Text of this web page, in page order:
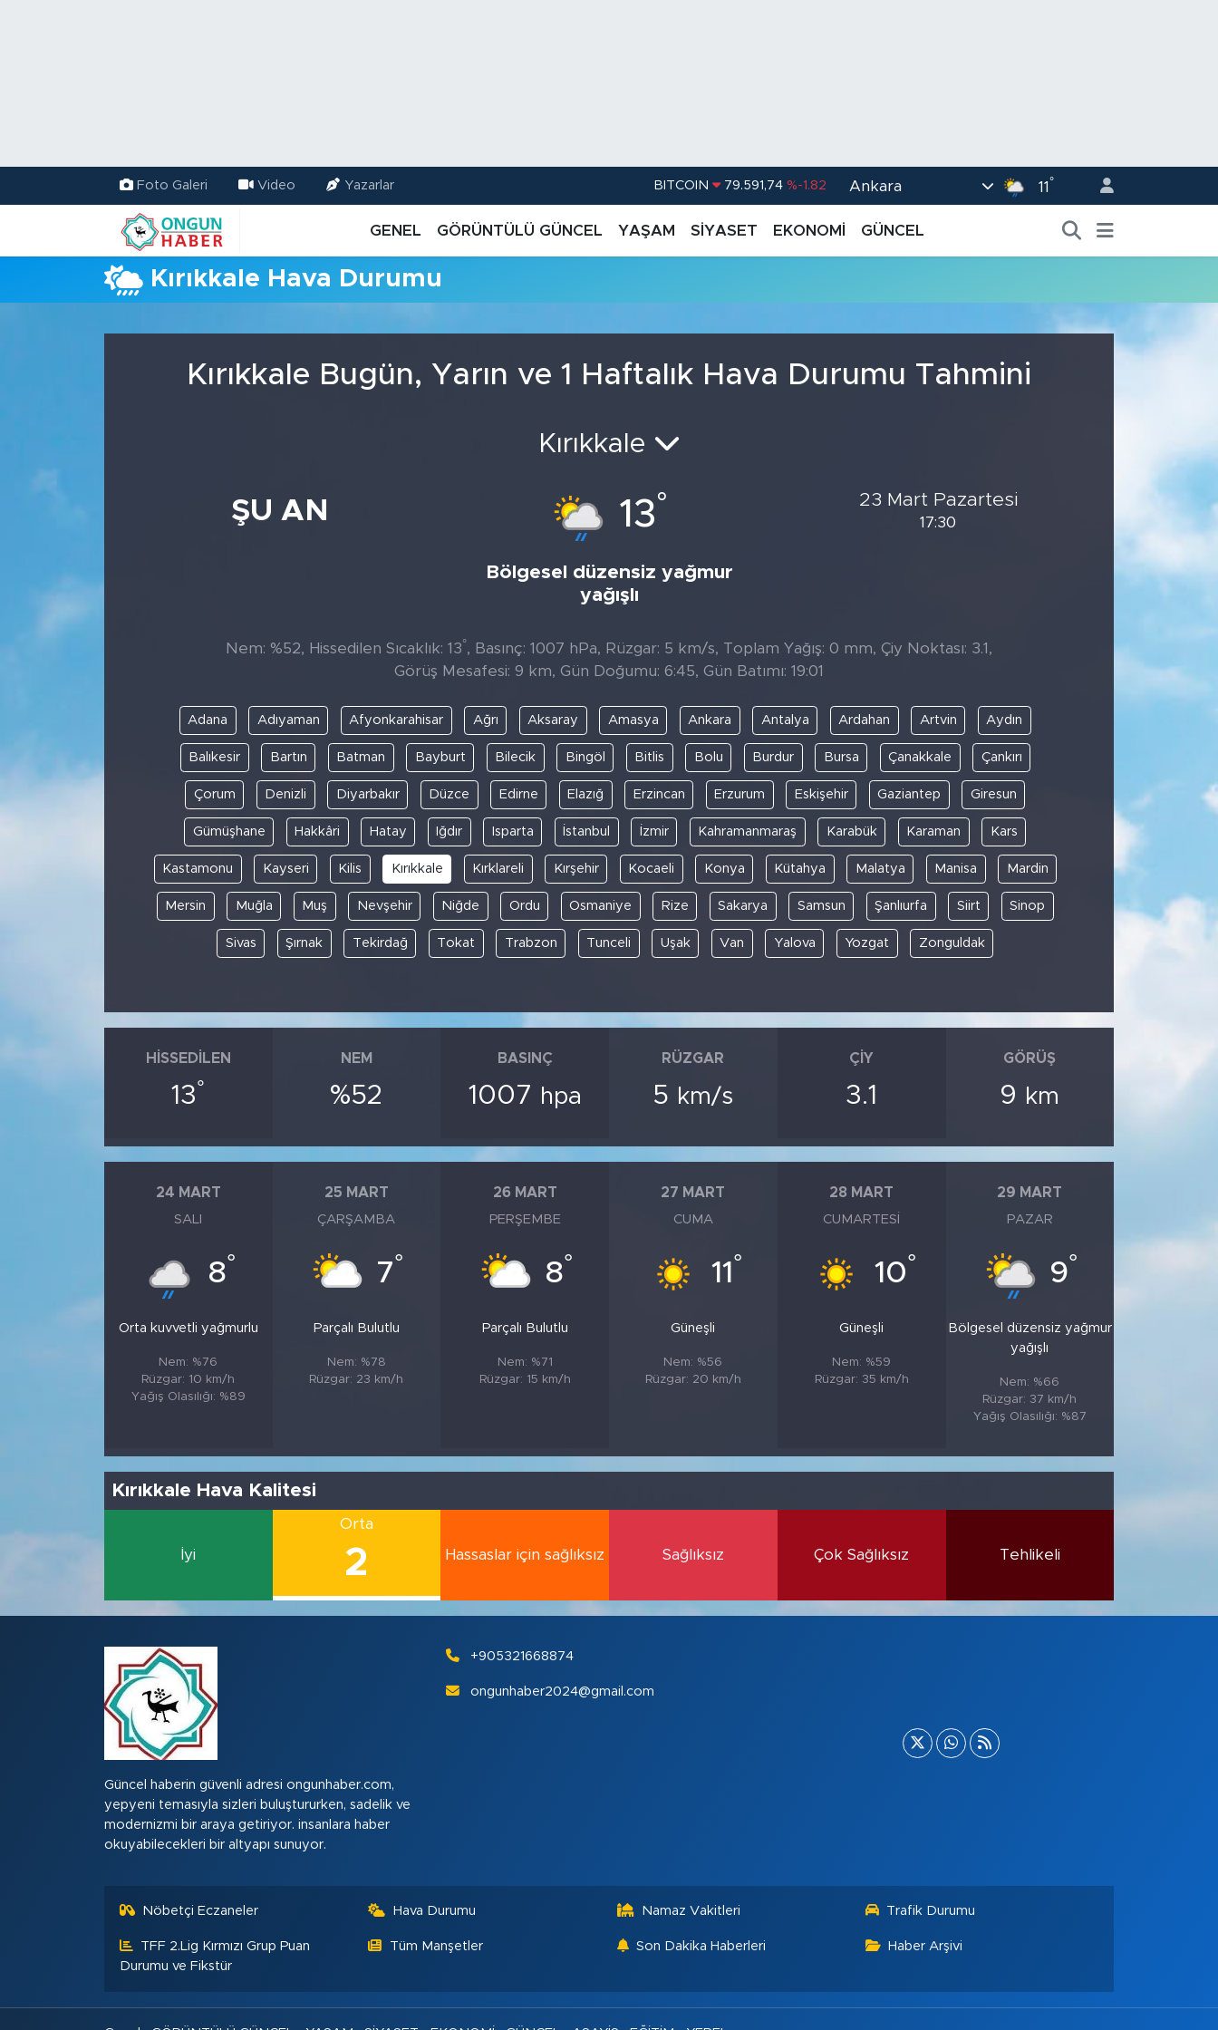
Foto Galeri Video Yazarlar BITCOIN 79.591,74 %-1.82 Ankara 11 °
GENEL GÖRÜNTÜLÜ GÜNCEL YAŞAM SİYASET EKONOMİ GÜNCEL
Kırıkkale Hava Durumu
Kırıkkale Bugün, Yarın ve 1 Haftalık Hava Durumu Tahmini
ŞU AN
Kırıkkale
13°
Bölgesel düzensiz yağmur
yağışlı
23 Mart Pazartesi
17:30
Nem: %52, Hissedilen Sıcaklık: 13°, Basınç: 1007 hPa, Rüzgar: 5 km/s, Toplam Yağış: 0 mm, Çiy Noktası: 3.1,
Görüş Mesafesi: 9 km, Gün Doğumu: 6:45, Gün Batımı: 19:01
Adana Adıyaman Afyonkarahisar Ağrı Aksaray Amasya Ankara Antalya Ardahan Artvin Aydın
Balıkesir Bartın Batman Bayburt Bilecik Bingöl Bitlis Bolu Burdur Bursa Çanakkale Çankırı
Çorum Denizli Diyarbakır Düzce Edirne Elazığ Erzincan Erzurum Eskişehir Gaziantep Giresun
Gümüşhane Hakkâri Hatay Iğdır Isparta İstanbul İzmir Kahramanmaraş Karabük Karaman Kars
Kastamonu Kayseri Kilis Kırıkkale Kırklareli Kırşehir Kocaeli Konya Kütahya Malatya Manisa Mardin
Mersin Muğla Muş Nevşehir Niğde Ordu Osmaniye Rize Sakarya Samsun Şanlıurfa Siirt Sinop
Sivas Şırnak Tekirdağ Tokat Trabzon Tunceli Uşak Van Yalova Yozgat Zonguldak
HISSEDILEN
13°
NEM
%52
BASINÇ
1007 hpa
RÜZGAR
5 km/s
ÇIY
3.1
GÖRÜŞ
9 km
24 MART
SALI
8°
Orta kuvvetli yağmurlu
Nem: %76
Rüzgar: 10 km/h
Yağış Olasılığı: %89
25 MART
ÇARŞAMBA
7°
Parçalı Bulutlu
Nem: %78
Rüzgar: 23 km/h
26 MART
PERŞEMBE
8°
Parçalı Bulutlu
Nem: %71
Rüzgar: 15 km/h
27 MART
CUMA
11 °
Güneşli
Nem: %56
Rüzgar: 20 km/h
28 MART
CUMARTESI
10°
Güneşli
Nem: %59
Rüzgar: 35 km/h
29 MART
PAZAR
9°
Bölgesel düzensiz yağmur
yağışlı
Nem: %66
Rüzgar: 37 km/h
Yağış Olasılığı: %87
Kırıkkale Hava Kalitesi
İyi
Orta
2 Hassaslar için sağlıksız Sağlıksız Çok Sağlıksız Tehlikeli
Güncel haberin güvenli adresi ongunhaber.com,
yepyeni temasıyla sizleri buluştururken, sadelik ve
modernizmi bir araya getiriyor. insanlara haber
okuyabilecekleri bir altyapı sunuyor.
+905321668874
ongunhaber2024@gmail.com
Nöbetçi Eczaneler Hava Durumu Namaz Vakitleri Trafik Durumu
TFF 2.Lig Kırmızı Grup Puan
Durumu ve Fikstür
Tüm Manşetler Son Dakika Haberleri Haber Arşivi
Trafik Durumu
TFF 2.Lig Kırmızı Grup Puan Durumu ve Fikstür
Tüm Manşetler